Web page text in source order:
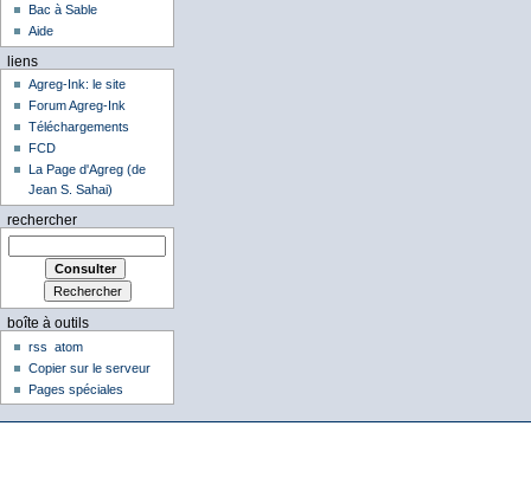
Bac à Sable
Aide
liens
Agreg-Ink: le site
Forum Agreg-Ink
Téléchargements
FCD
La Page d'Agreg (de
Jean S. Sahai)
rechercher
boîte à outils
rss
atom
Copier sur le serveur
Pages spéciales